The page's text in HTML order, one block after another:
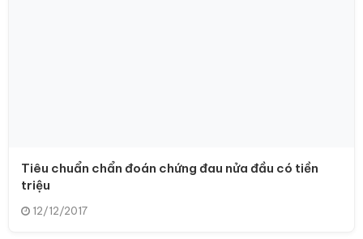
Tiêu chuẩn chẩn đoán chứng đau nửa đầu có tiền
triệu
12/12/2017